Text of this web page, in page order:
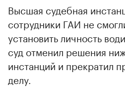
Высшая судебная
сотрудники ГАИ не
установить личность
суд отменил решения
инстанций и прекратил
делу.